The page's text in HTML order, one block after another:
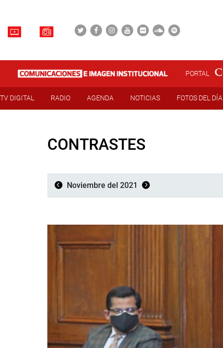
PORTAL
TV DIGITAL RADIO AGENDA NOTICIAS FOTOS DEL DÍA
CONTRASTES
Noviembre del 2021